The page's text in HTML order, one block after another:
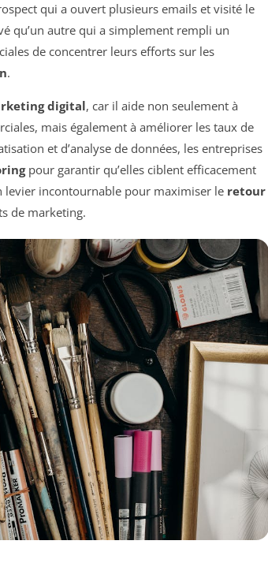
qui a ouvert plusieurs emails et visité le
qu’un autre qui a simplement rempli un
de concentrer leurs efforts sur les
.
digital, car il aide non seulement à
mais également à améliorer les taux de
et d’analyse de données, les entreprises
pour garantir qu’elles ciblent efficacement
levier incontournable pour maximiser le retour
de marketing.